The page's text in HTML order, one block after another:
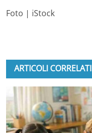
Foto | iStock
ARTICOLI CORRELATI